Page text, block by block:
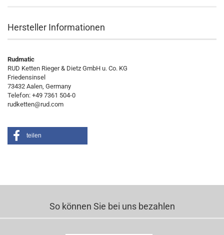
Hersteller Informationen
Rudmatic
RUD Ketten Rieger & Dietz GmbH u. Co. KG
Friedensinsel
73432 Aalen, Germany
Telefon: +49 7361 504-0
rudketten@rud.com
teilen
So können Sie bei uns bezahlen